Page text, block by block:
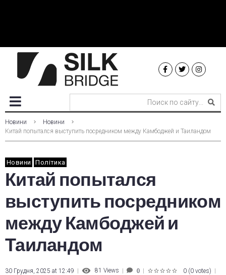
Новини
Новини
Китай попытался выступить посредником между Камбоджей и Таиландом
Новини Політика
Китай попытался
выступить посредником
между Камбоджей и
Таиландом
30 Грудня, 2025 at 12:49 81 Views 0 0 (0 votes)